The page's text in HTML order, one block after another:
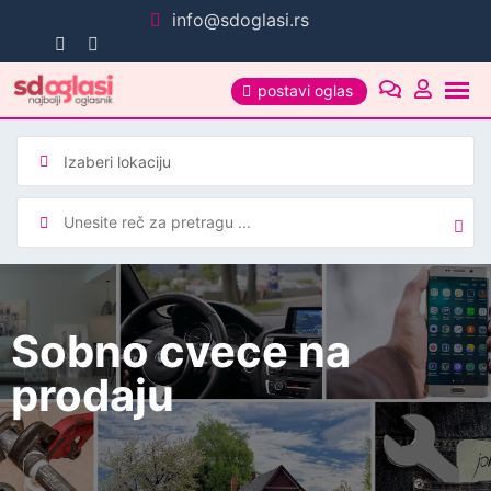
sadržaj
info@sdoglasi.rs
postavi oglas
Sobno cvece na
prodaju